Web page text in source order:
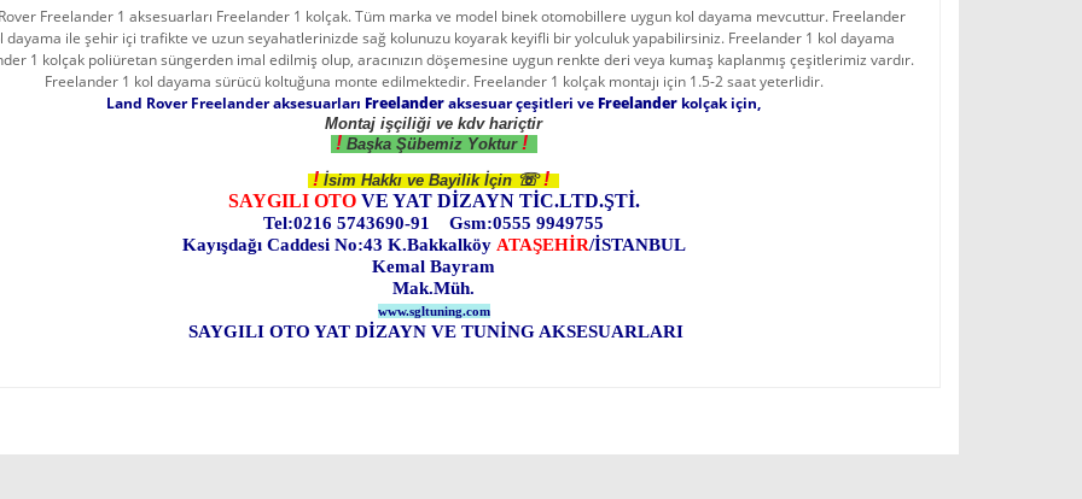
Freelander 1 aksesuarları Freelander 1 kolçak. Tüm marka ve model binek otomobillere uygun kol dayama mevcuttur. Freelander
dayama ile şehir içi trafikte ve uzun seyahatlerinizde sağ kolunuzu koyarak keyifli bir yolculuk yapabilirsiniz. Freelander 1 kol dayama
1 kolçak poliüretan süngerden imal edilmiş olup, aracınızın döşemesine uygun renkte deri veya kumaş kaplanmış çeşitlerimiz vardır.
Freelander 1 kol dayama sürücü koltuğuna monte edilmektedir. Freelander 1 kolçak montajı için 1.5-2 saat yeterlidir.
Land Rover Freelander aksesuarları Freelanderaksesuar çeşitleri ve Freelander kolçak için,
Montaj işçiliği ve kdv hariçtir
! Başka Şübemiz Yoktur !
! İsim Hakkı ve Bayilik İçin☏ !
SAYGILI OTOVE YAT DİZAYN TİC.LTD.ŞTİ.
Tel:0216 5743690-91 Gsm:0555 9949755
Kayışdağı Caddesi No:43 K.Bakkalköy ATAŞEHİR/İSTANBUL
Kemal Bayram
Mak.Müh.
www.sgltuning.com
SAYGILI OTO YAT DİZAYN VE TUNİNG AKSESUARLARI